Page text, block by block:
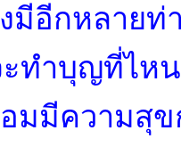
งมีอีกหลาย
ะทำบุญที่ไห
มมีความสุข